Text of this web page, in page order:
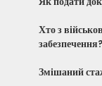
Хто з
забезпечення?
Змішаний